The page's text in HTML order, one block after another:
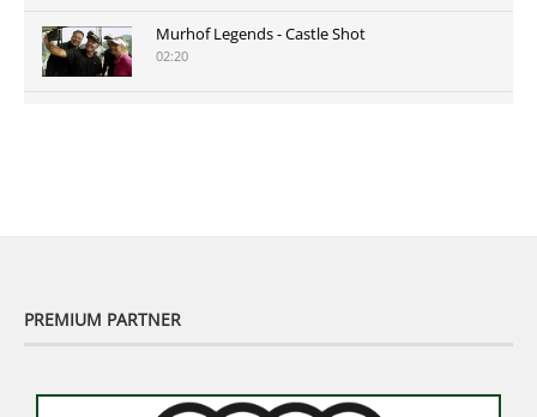
Murhof Legends - Castle Shot
02:20
PREMIUM PARTNER